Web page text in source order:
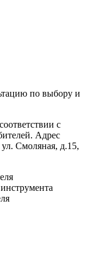
по выбору и
с
Адрес
Смоляная, д.15,